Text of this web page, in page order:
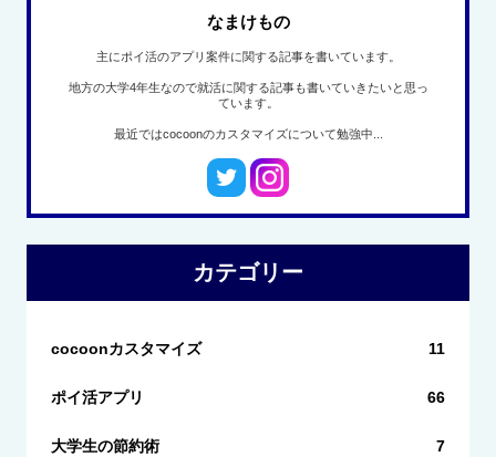
なまけもの
主にポイ活のアプリ案件に関する記事を書いています。
地方の大学4年生なので就活に関する記事も書いていきたいと思っ
ています。
最近ではcocoonのカスタマイズについて勉強中...
カテゴリー
cocoonカスタマイズ 11
ポイ活アプリ 66
大学生の節約術 7